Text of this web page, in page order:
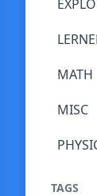
MATH
MISC
TAGS